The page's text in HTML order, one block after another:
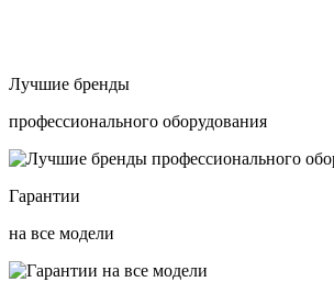
Лучшие бренды
профессионального оборудования
Гарантии
на все модели